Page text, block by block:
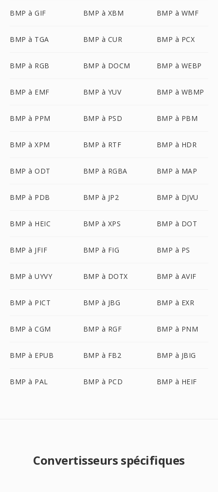
BMP à GIF BMP à XBM BMP à WMF
BMP à TGA BMP à CUR BMP à PCX
BMP à RGB BMP à DOCM BMP à WEBP
BMP à EMF BMP à YUV BMP à WBMP
BMP à PPM BMP à PSD BMP à PBM
BMP à XPM BMP à RTF BMP à HDR
BMP à ODT BMP à RGBA BMP à MAP
BMP à PDB BMP à JP2 BMP à DJVU
BMP à HEIC BMP à XPS BMP à DOT
BMP à JFIF BMP à FIG BMP à PS
BMP à UYVY BMP à DOTX BMP à AVIF
BMP à PICT BMP à JBG BMP à EXR
BMP à CGM BMP à RGF BMP à PNM
BMP à EPUB BMP à FB2 BMP à JBIG
BMP à PAL BMP à PCD BMP à HEIF
Convertisseurs spécifiques